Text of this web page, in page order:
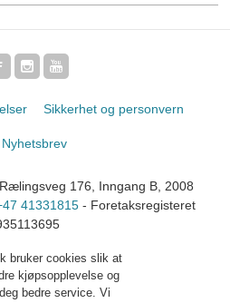
Sikkerhet og personvern
Nyhetsbrev
176, Inngang B, 2008
41331815- Foretaksregisteret
bruker cookies slik at
kjøpsopplevelse og
bedre service. Vi